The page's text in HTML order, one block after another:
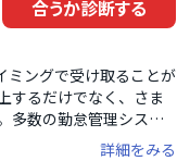
合うか診断する
ミングで受け取ることが
するだけでなく、さま
多数の勤怠管理システ
にも対応します。詳細をみる